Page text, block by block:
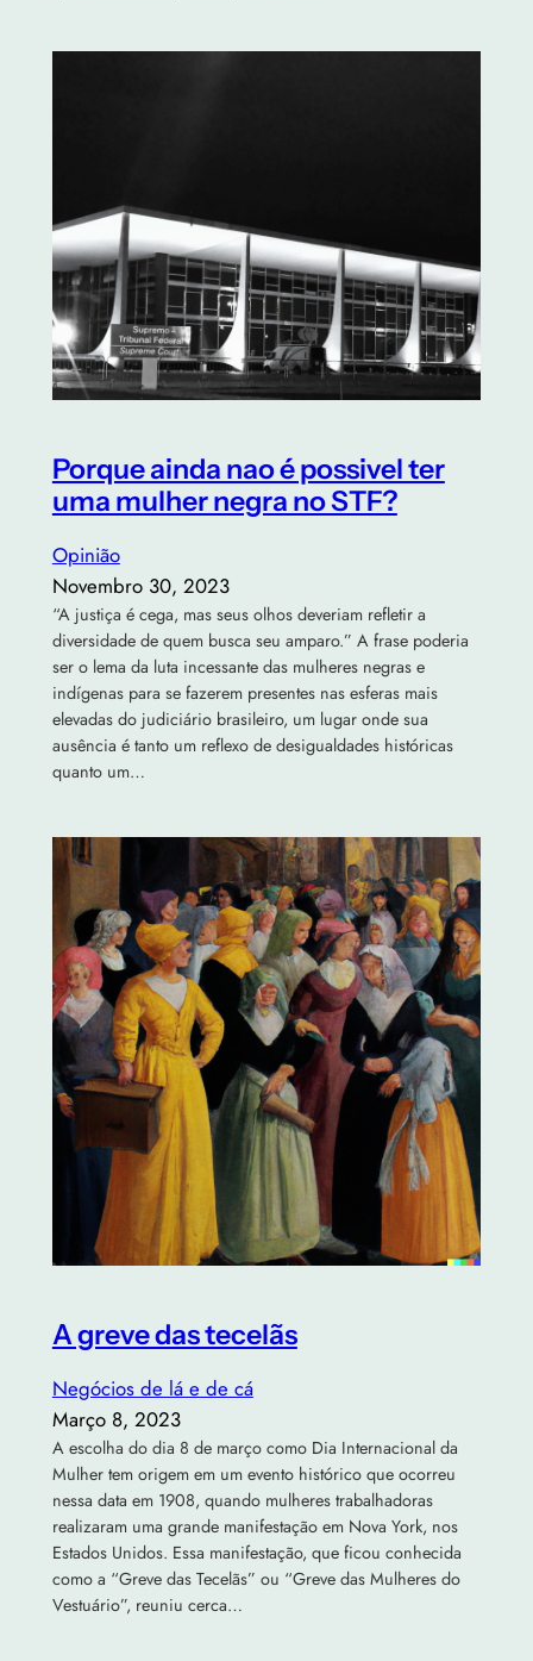
Porque ainda nao é possivel ter
uma mulher negra no STF?
Opinião
Novembro 30, 2023
“A justiça é cega, mas seus olhos deveriam refletir a
diversidade de quem busca seu amparo.” A frase poderia
ser o lema da luta incessante das mulheres negras e
indígenas para se fazerem presentes nas esferas mais
elevadas do judiciário brasileiro, um lugar onde sua
ausência é tanto um reflexo de desigualdades históricas
quanto um…
A greve das tecelãs
Negócios de lá e de cá
Março 8, 2023
A escolha do dia 8 de março como Dia Internacional da
Mulher tem origem em um evento histórico que ocorreu
nessa data em 1908, quando mulheres trabalhadoras
realizaram uma grande manifestação em Nova York, nos
Estados Unidos. Essa manifestação, que ficou conhecida
como a “Greve das Tecelãs” ou “Greve das Mulheres do
Vestuário”, reuniu cerca…